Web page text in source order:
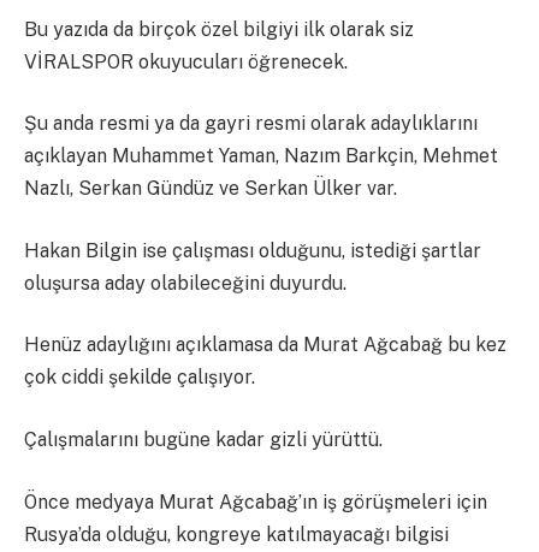
Bu yazıda da birçok özel bilgiyi ilk olarak siz
VİRALSPOR okuyucuları öğrenecek.
Şu anda resmi ya da gayri resmi olarak adaylıklarını
açıklayan Muhammet Yaman, Nazım Barkçin, Mehmet
Nazlı, Serkan Gündüz ve Serkan Ülker var.
Hakan Bilgin ise çalışması olduğunu, istediği şartlar
oluşursa aday olabileceğini duyurdu.
Henüz adaylığını açıklamasa da Murat Ağcabağ bu kez
çok ciddi şekilde çalışıyor.
Çalışmalarını bugüne kadar gizli yürüttü.
Önce medyaya Murat Ağcabağ’ın iş görüşmeleri için
Rusya’da olduğu, kongreye katılmayacağı bilgisi